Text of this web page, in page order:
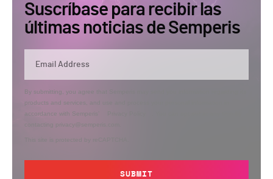
Suscríbase para recibir las
últimas noticias de Semperis
By submitting, you agree that Semperis may send you information regarding its
products and services, and use and process your personal information in
accordance with Semperis’
contacting privacy@semperis.com.
This site is protected by reCAPTCHA.
SUBMIT